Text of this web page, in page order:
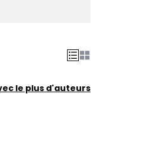
le plus d'auteurs